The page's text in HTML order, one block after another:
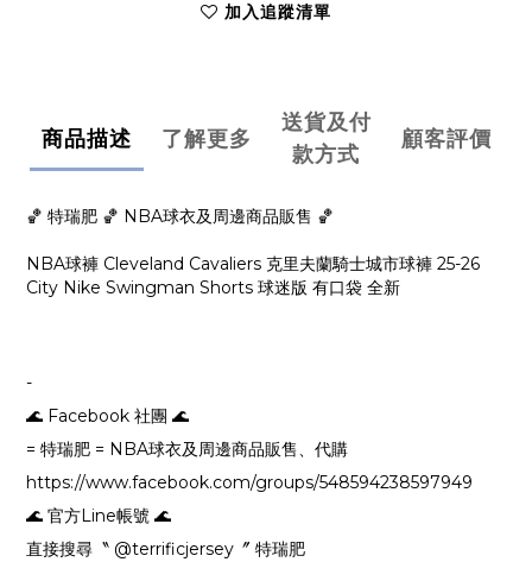
加入追蹤清單
商品描述 了解更多
送貨及付
款方式
顧客評價
🏀 特瑞肥 🏀 NBA球衣及周邊商品販售 🏀
NBA球褲 Cleveland Cavaliers 克里夫蘭騎士城市球褲 25-26
City Nike Swingman Shorts 球迷版 有口袋 全新
-
🌊 Facebook 社團 🌊
= 特瑞肥 = NBA球衣及周邊商品販售、代購
https://www.facebook.com/groups/548594238597949
🌊 官方Line帳號 🌊
直接搜尋〝 @terrificjersey〞 特瑞肥